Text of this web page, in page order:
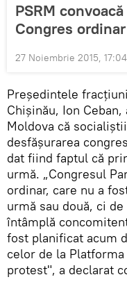
PSRM
Congres ordinar
27 Noiembrie 2015, 17:04
Președintele
Chișinău, Ion
Moldova că
desfășurarea
dat fiind faptul că
urmă. „Congresul
ordinar, care nu a
urmă sau două, ci
întâmplă
fost planificat acum
celor de la
protest", a declarat